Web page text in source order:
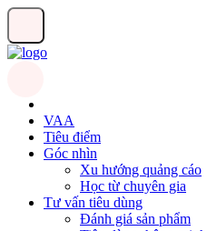
VAA
Tiêu điểm
Góc nhìn
Xu hướng quảng cáo
Học từ chuyên gia
Tư vấn tiêu dùng
Đánh giá sản phẩm